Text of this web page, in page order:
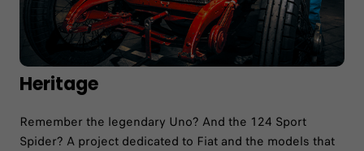
Heritage
Remember the legendary Uno? And the 124 Sport
Spider? A project dedicated to Fiat and the models that